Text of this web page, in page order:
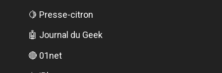
🍋 Presse-citron
🤖 Journal du Geek
🔴 01net